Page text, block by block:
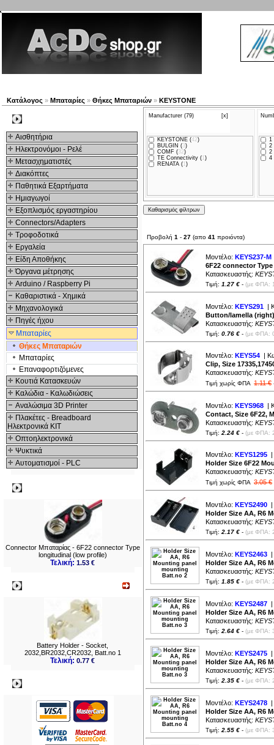
Κατάλογος » Μπαταρίες » Θήκες Μπαταριών » KEYSTONE
Αισθητήρια
Ηλεκτρονόμοι - Ρελέ
Μετασχηματιστές
Διακόπτες
Παθητικά Εξαρτήματα
Hμιαγωγοί
Εξοπλισμός εργαστηρίου
Connectors/Adapters
Τροφοδοτικά
Εργαλεία
Είδη Αποθήκης
Όργανα μέτρησης
Arduino / Raspberry Pi
Καθαριστικά - Χημικά
Μηχανολογικά
Πηγές ήχου
Μπαταρίες
Θήκες Μπαταριών
Μπαταρίες
Επαναφορτιζόμενες
Κουτιά Κατασκευών
Καλώδια - Καλωδιώσεις
Αναλώσιμα 3D Printer
Πλακέτες - Breadboard
Ηλεκτρονικά ΚΙΤ
Οπτοηλεκτρονικά
Ψυκτικά
Αυτοματισμοί - PLC
Connector Μπαταρίας - 6F22 connector Type
longitudinal (low profile)
Τελική:1.53 €
Battery Holder - Socket,
2032,BR2032,CR2032, Batt.no 1
Τελική:0.77 €
Manufacturer (79) [x]
KEYSTONE (42)
BULGIN (3 )
COMF (32)
TE Connectivity (1)
RENATA (1)
1
2
2
4
Προβολή 1 - 27 (απο 41 προιόντα)
Μοντέλο: KEYS237-M
6F22 connector
Κατασκευαστής:
Τιμή: 1.27 € - (με ΦΠΑ:
Μοντέλο: KEYS291 |
Button/lamella
Κατασκευαστής:
Τιμή: 0.76 € - (με ΦΠΑ:
Μοντέλο: KEYS54 |
Clip, Size
Κατασκευαστής:
Τιμή χωρίς ΦΠΑ 1.11 €
Μοντέλο: KEYS968 |
Contact, Size 6F22,
Κατασκευαστής:
Τιμή: 2.24 € - (με ΦΠΑ:
Μοντέλο: KEYS1295 |
Holder Size 6F22
Κατασκευαστής:
Τιμή χωρίς ΦΠΑ 3.05 €
Μοντέλο: KEYS2490 |
Holder Size AA, R6
Κατασκευαστής:
Τιμή: 2.17 € - (με ΦΠΑ:
Μοντέλο: KEYS2463 |
Holder Size AA, R6
Κατασκευαστής:
Τιμή: 1.85 € - (με ΦΠΑ:
Μοντέλο: KEYS2487 |
Holder Size AA, R6
Κατασκευαστής:
Τιμή: 2.64 € - (με ΦΠΑ:
Μοντέλο: KEYS2475 |
Holder Size AA, R6
Κατασκευαστής:
Τιμή: 2.35 € - (με ΦΠΑ:
Μοντέλο: KEYS2478 |
Holder Size AA, R6
Κατασκευαστής:
Τιμή: 2.55 € - (με ΦΠΑ: